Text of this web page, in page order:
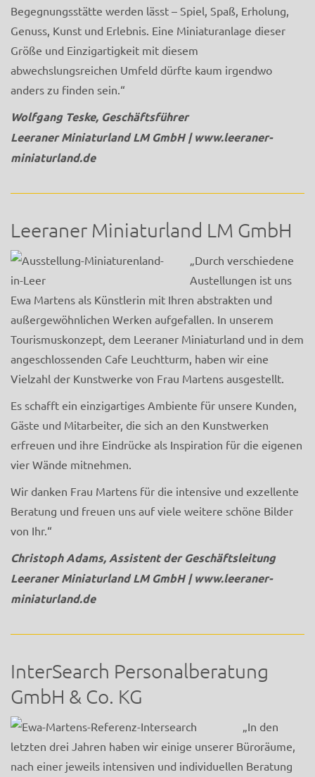
Begegnungsstätte werden lässt – Spiel, Spaß, Erholung,
Genuss, Kunst und Erlebnis. Eine Miniaturanlage dieser
Größe und Einzigartigkeit mit diesem
abwechslungsreichen Umfeld dürfte kaum irgendwo
anders zu finden sein.“
Wolfgang Teske, Geschäftsführer
Leeraner Miniaturland LM GmbH |www.leeraner-
miniaturland.de
Leeraner Miniaturland LM GmbH
„Durch verschiedene
Austellungen ist uns
Ewa Martens als Künstlerin mit Ihren abstrakten und
außergewöhnlichen Werken aufgefallen. In unserem
Tourismuskonzept, dem Leeraner Miniaturland und in dem
angeschlossenden Cafe Leuchtturm, haben wir eine
Vielzahl der Kunstwerke von Frau Martens ausgestellt.
Es schafft ein einzigartiges Ambiente für unsere Kunden,
Gäste und Mitarbeiter, die sich an den Kunstwerken
erfreuen und ihre Eindrücke als Inspiration für die eigenen
vier Wände mitnehmen.
Wir danken Frau Martens für die intensive und exzellente
Beratung und freuen uns auf viele weitere schöne Bilder
von Ihr.“
Christoph Adams, Assistent der Geschäftsleitung
Leeraner Miniaturland LM GmbH |www.leeraner-
miniaturland.de
InterSearch Personalberatung
GmbH & Co. KG
„In den
letzten drei Jahren haben wir einige unserer Büroräume,
nach einer jeweils intensiven und individuellen Beratung